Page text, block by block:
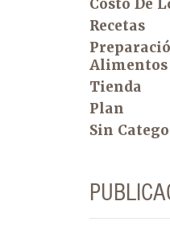
Costo De
Recetas
Alimentos
Tienda
Plan
Sin